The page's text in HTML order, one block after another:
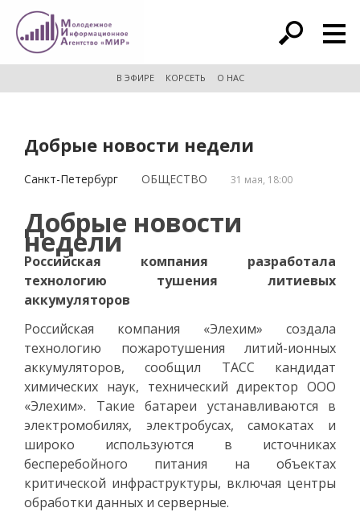
расширенный поиск
В ЭФИРЕ КОРСЕТЬ О НАС
Добрые новости недели
Санкт-Петербург ОБЩЕСТВО 31 мая, 18:00
Добрые новости
недели
Российская компания разработала
технологию тушения литиевых
аккумуляторов
Российская компания «Элехим» создала
технологию пожаротушения литий-ионных
аккумуляторов, сообщил ТАСС кандидат
химических наук, технический директор ООО
«Элехим». Такие батареи устанавливаются в
электромобилях, электробусах, самокатах и
широко используются в источниках
бесперебойного питания на объектах
критической инфраструктуры, включая центры
обработки данных и серверные.